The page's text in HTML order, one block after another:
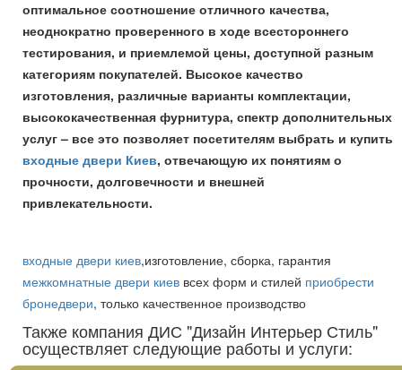
оптимальное соотношение отличного качества,
неоднократно проверенного в ходе всестороннего
тестирования, и приемлемой цены, доступной разным
категориям покупателей. Высокое качество
изготовления, различные варианты комплектации,
высококачественная фурнитура, спектр дополнительных
услуг – все это позволяет посетителям выбрать и купить
входные двери Киев, отвечающую их понятиям о
прочности, долговечности и внешней
привлекательности.
входные двери киев,изготовление, сборка, гарантия
межкомнатные двери киев всех форм и стилей приобрести
бронедвери, только качественное производство
Также компания ДИС "Дизайн Интерьер Стиль"
осуществляет следующие работы и услуги: